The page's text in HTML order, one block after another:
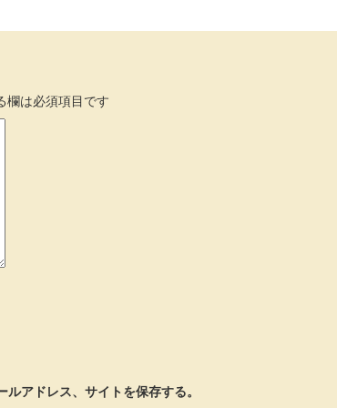
欄は必須項目です
アドレス、サイトを保存する。